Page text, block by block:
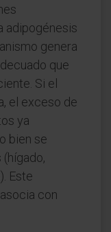
adipogénesis
genera
que
Si el
el exceso de
ya
bien se
Este
con